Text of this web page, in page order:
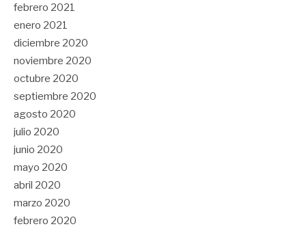
febrero 2021
enero 2021
diciembre 2020
noviembre 2020
octubre 2020
septiembre 2020
agosto 2020
julio 2020
junio 2020
mayo 2020
abril 2020
marzo 2020
febrero 2020